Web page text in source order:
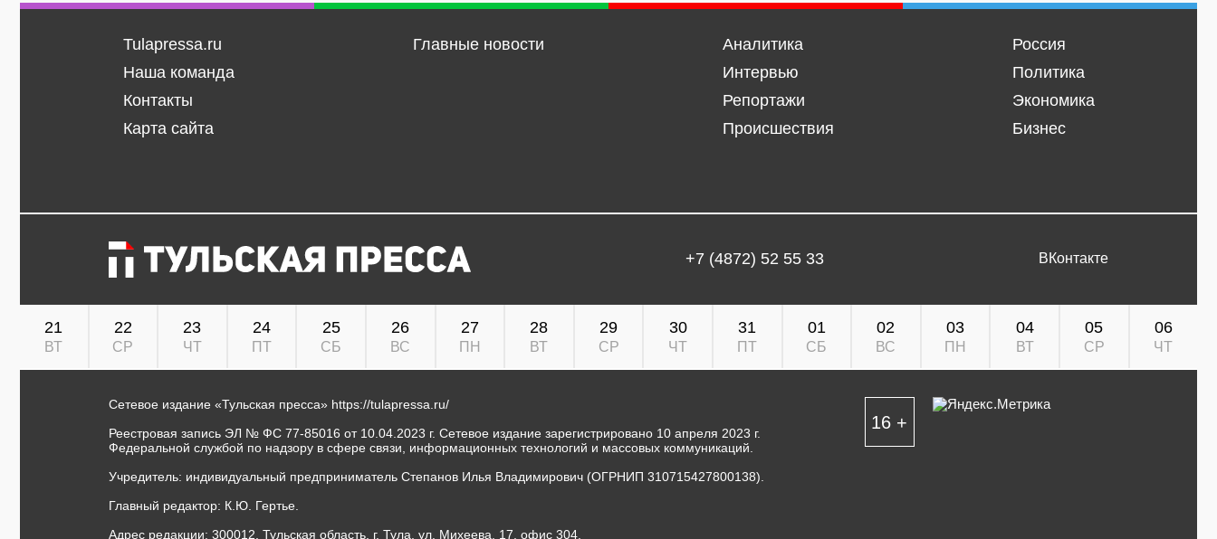
Tulapressa.ru
Наша команда
Контакты
Карта сайта
Главные новости
Аналитика
Интервью
Репортажи
Происшествия
Россия
Политика
Экономика
Бизнес
+7 (4872) 52 55 33 ВКонтакте
21
ВТ
22
СР
23
ЧТ
24
ПТ
25
СБ
26
ВС
27
ПН
28
ВТ
29
СР
30
ЧТ
31
ПТ
01
СБ
02
ВС
03
ПН
04
ВТ
05
СР
06
ЧТ
Сетевое издание «Тульская пресса» https://tulapressa.ru/
Реестровая запись ЭЛ № ФС 77-85016 от 10.04.2023 г. Сетевое издание зарегистрировано 10 апреля 2023 г.
Федеральной службой по надзору в сфере связи, информационных технологий и массовых коммуникаций.
Учредитель: индивидуальный предприниматель Степанов Илья Владимирович (ОГРНИП 310715427800138).
Главный редактор: К.Ю. Гертье.
Адрес редакции: 300012, Тульская область, г. Тула, ул. Михеева, 17, офис 304.
16 +